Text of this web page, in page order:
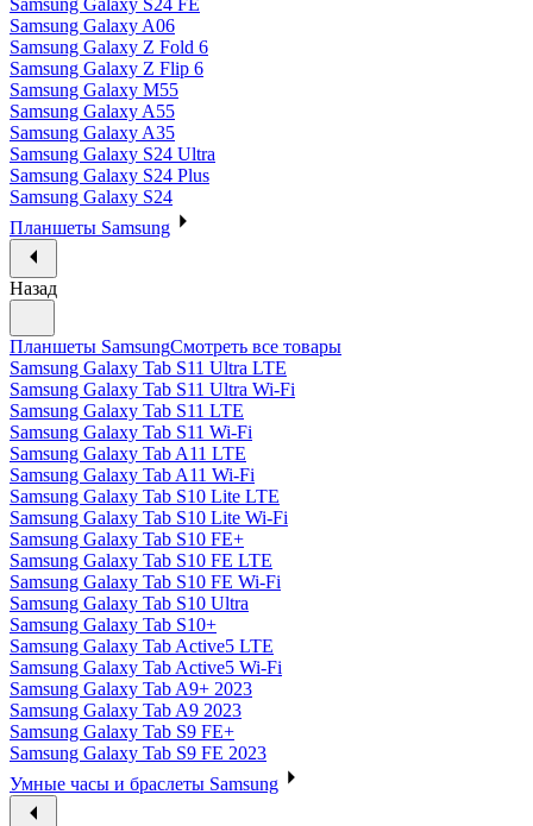
Samsung Galaxy S24 FE
Samsung Galaxy A06
Samsung Galaxy Z Fold 6
Samsung Galaxy Z Flip 6
Samsung Galaxy M55
Samsung Galaxy A55
Samsung Galaxy A35
Samsung Galaxy S24 Ultra
Samsung Galaxy S24 Plus
Samsung Galaxy S24
Планшеты Samsung
Назад
Планшеты SamsungСмотреть все товары
Samsung Galaxy Tab S11 Ultra LTE
Samsung Galaxy Tab S11 Ultra Wi-Fi
Samsung Galaxy Tab S11 LTE
Samsung Galaxy Tab S11 Wi-Fi
Samsung Galaxy Tab A11 LTE
Samsung Galaxy Tab A11 Wi-Fi
Samsung Galaxy Tab S10 Lite LTE
Samsung Galaxy Tab S10 Lite Wi-Fi
Samsung Galaxy Tab S10 FE+
Samsung Galaxy Tab S10 FE LTE
Samsung Galaxy Tab S10 FE Wi-Fi
Samsung Galaxy Tab S10 Ultra
Samsung Galaxy Tab S10+
Samsung Galaxy Tab Active5 LTE
Samsung Galaxy Tab Active5 Wi-Fi
Samsung Galaxy Tab A9+ 2023
Samsung Galaxy Tab A9 2023
Samsung Galaxy Tab S9 FE+
Samsung Galaxy Tab S9 FE 2023
Умные часы и браслеты Samsung